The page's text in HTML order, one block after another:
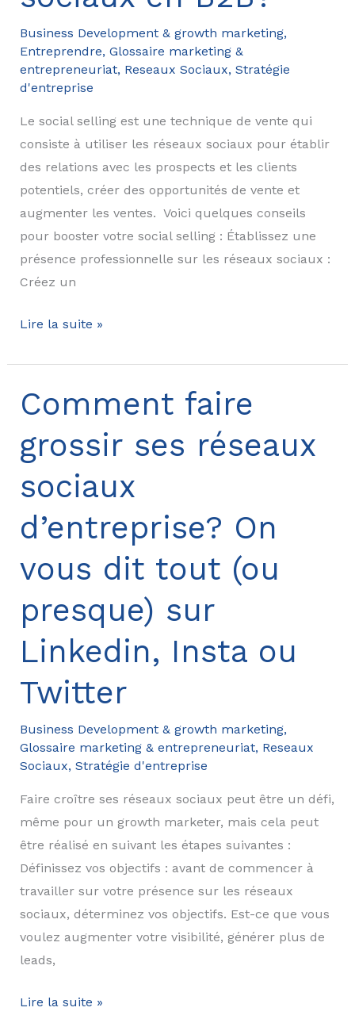
campagnes
Social
Ads
Business Development & growth marketing,
Entreprendre, Glossaire marketing &
entrepreneuriat, Reseaux Sociaux, Stratégie
d'entreprise
Le social selling est une technique de vente qui
consiste à utiliser les réseaux sociaux pour établir
des relations avec les prospects et les clients
potentiels, créer des opportunités de vente et
augmenter les ventes. Voici quelques conseils
pour booster votre social selling : Établissez une
présence professionnelle sur les réseaux sociaux :
Créez un
Qu’est
que
le
social
selling?
Comment
vendre
les
sociaux
B2B?
Lire la suite »
Comment faire
grossir ses réseaux
sociaux
d’entreprise? On
vous dit tout (ou
presque) sur
Linkedin, Insta ou
Twitter
Business Development & growth marketing,
Glossaire marketing & entrepreneuriat, Reseaux
Sociaux, Stratégie d'entreprise
Faire croître ses réseaux sociaux peut être un défi,
même pour un growth marketer, mais cela peut
être réalisé en suivant les étapes suivantes :
Définissez vos objectifs : avant de commencer à
travailler sur votre présence sur les réseaux
sociaux, déterminez vos objectifs. Est-ce que vous
voulez augmenter votre visibilité, générer plus de
leads,
Comment
Lire la suite »